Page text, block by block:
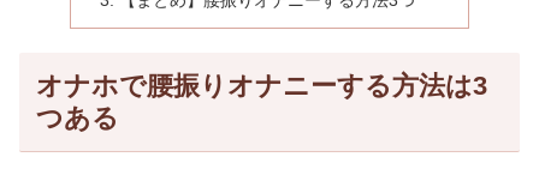
オナホで腰振りオナニーする方法は3
つある